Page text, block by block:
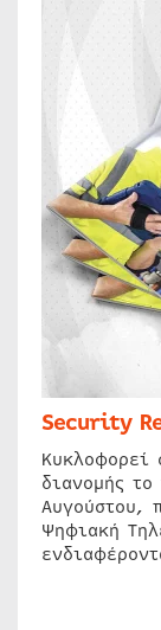
Security
Κυκλοφορεί
διανομής
Αυγούστου,
Ψηφιακή